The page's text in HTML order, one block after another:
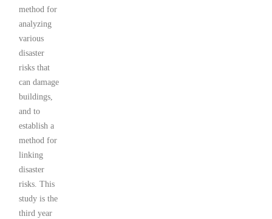
method for
analyzing
various
disaster
risks that
can damage
buildings,
and to
establish a
method for
linking
disaster
risks. This
study is the
third year